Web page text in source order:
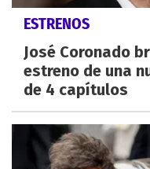
ESTRENOS
José Coronado
estreno de una
de 4 capítulos